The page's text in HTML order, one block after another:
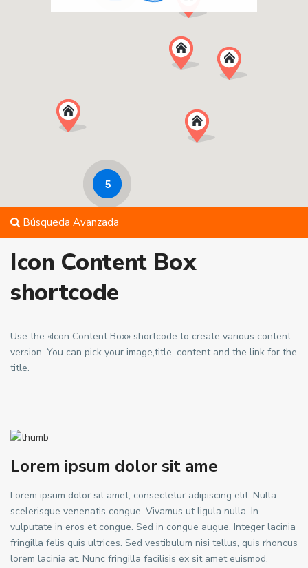
5
Búsqueda Avanzada
Icon Content Box
shortcode
Use the «Icon Content Box» shortcode to create various content
version. You can pick your image,title, content and the link for the
title.
Lorem ipsum dolor sit ame
Lorem ipsum dolor sit amet, consectetur adipiscing elit. Nulla
scelerisque venenatis congue. Vivamus ut ligula nulla. In
vulputate in eros et congue. Sed in congue augue. Integer lacinia
fringilla felis quis ultrices. Sed vestibulum nisi tellus, quis rhoncus
lorem lacinia at. Nunc fringilla facilisis ex sit amet euismod.